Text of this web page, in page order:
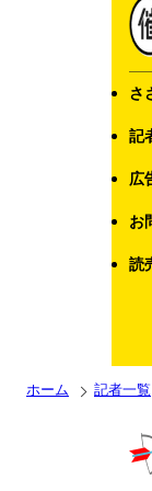
さ
記
広
お
読
ホーム 記者一覧